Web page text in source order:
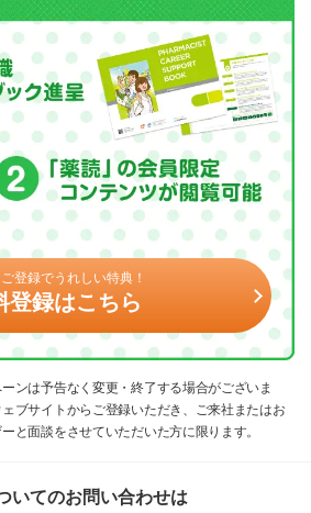
登録でうれしい特典！
登録はこちら
ンは予告なく変更・終了する場合がございま
ブサイトからご登録いただき、ご来社またはお
と面談をさせていただいた方に限ります。
いてのお問い合わせは